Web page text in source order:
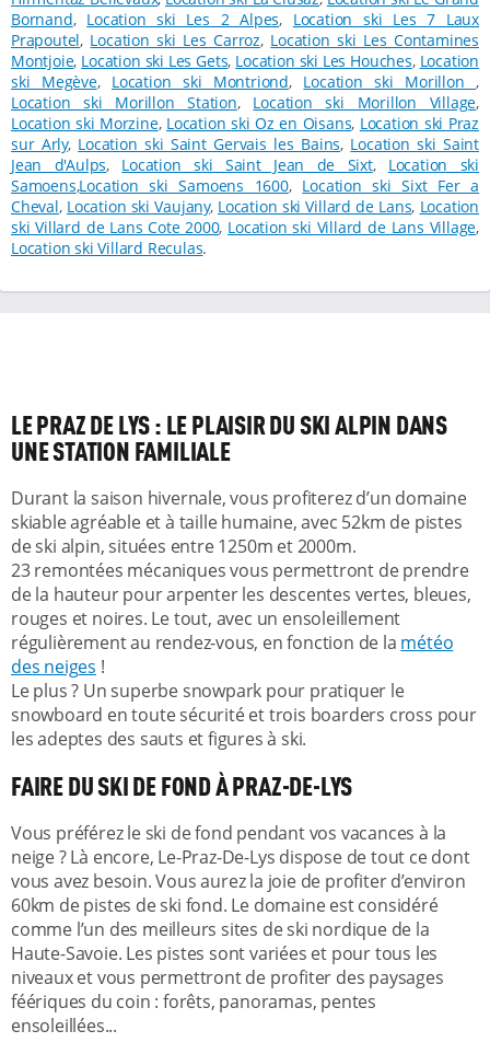
Bornand, Location ski Les 2 Alpes, Location ski Les 7 Laux
Prapoutel, Location ski Les Carroz, Location ski Les Contamines
Montjoie, Location ski Les Gets, Location ski Les Houches, Location
ski Megève, Location ski Montriond, Location ski Morillon,
Location ski Morillon Station, Location ski Morillon Village,
Location ski Morzine, Location ski Oz en Oisans, Location ski Praz
sur Arly, Location ski Saint Gervais les Bains, Location ski Saint
Jean d'Aulps, Location ski Saint Jean de Sixt, Location ski
Samoens,Location ski Samoens 1600, Location ski Sixt Fer a
Cheval, Location ski Vaujany, Location ski Villard de Lans, Location
ski Villard de Lans Cote 2000, Location ski Villard de Lans Village,
Location ski Villard Reculas.
LE PRAZ DE LYS : LE PLAISIR DU SKI ALPIN DANS
UNE STATION FAMILIALE
Durant la saison hivernale, vous profiterez d’un domaine
skiable agréable et à taille humaine, avec 52km de pistes
de ski alpin, situées entre 1250m et 2000m.
23 remontées mécaniques vous permettront de prendre
de la hauteur pour arpenter les descentes vertes, bleues,
rouges et noires. Le tout, avec un ensoleillement
régulièrement au rendez-vous, en fonction de la météo
des neiges !
Le plus ? Un superbe snowpark pour pratiquer le
snowboard en toute sécurité et trois boarders cross pour
les adeptes des sauts et figures à ski.
FAIRE DU SKI DE FOND À PRAZ-DE-LYS
Vous préférez le ski de fond pendant vos vacances à la
neige ? Là encore, Le-Praz-De-Lys dispose de tout ce dont
vous avez besoin. Vous aurez la joie de profiter d’environ
60km de pistes de ski fond. Le domaine est considéré
comme l’un des meilleurs sites de ski nordique de la
Haute-Savoie. Les pistes sont variées et pour tous les
niveaux et vous permettront de profiter des paysages
féériques du coin : forêts, panoramas, pentes
ensoleillées...